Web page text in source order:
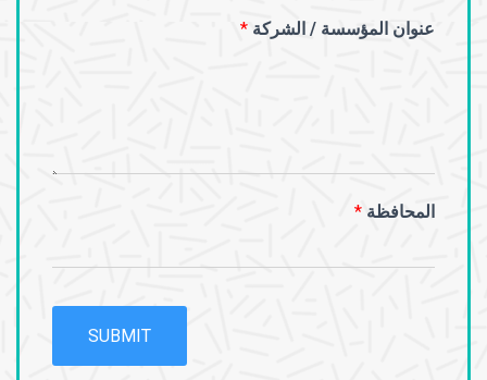
عنوان المؤسسة / الشركة *
المحافظة *
SUBMIT